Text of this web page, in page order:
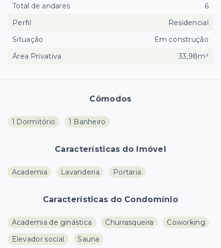
Cômodos
1 Dormitório 1 Banheiro
Características do Imóvel
Academia Lavanderia Portaria
Características do Condomínio
Academia de ginástica Churrasqueira
Coworking
Elevador social
Sauna
Total de andares
6
Perfil
Residencial
Situação
Em construção
Área Privativa
33,98m²